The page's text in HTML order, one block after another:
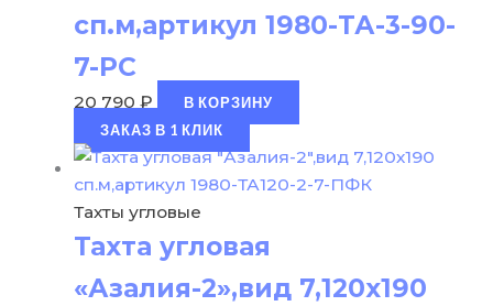
сп.м,артикул 1980-ТА-3-90-
7-РС
20 790 ₽
В КОРЗИНУ
ЗАКАЗ В 1 КЛИК
Тахты угловые
Тахта угловая
«Азалия-2»,вид 7,120х190